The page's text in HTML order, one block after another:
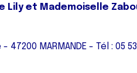
Lily et Mademoiselle
47200 MARMANDE - Tél : 05